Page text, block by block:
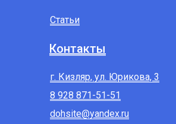
Контакты
г. Кизляр, ул. Юрикова, 3
8 928 871-51-51
dohsite@yandex.ru
Статьи